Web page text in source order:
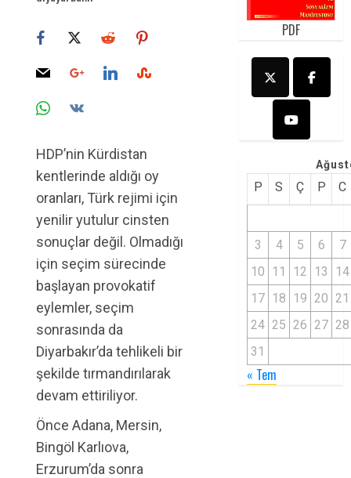
HDP’nin Kürdistan
kentlerinde aldığı oy
oranları, Türk rejimi için
yenilir yutulur cinsten
sonuçlar değil. Olmadığı
için seçim sürecinde
başlayan provokatif
eylemler, seçim
sonrasında da
Diyarbakır’da tehlikeli bir
şekilde tırmandırılarak
devam ettiriliyor.
Önce Adana, Mersin,
Bingöl Karlıova,
Erzurum’da sonra
PDF
P S Ç P C
3 4 5 6
7
10 11 12 13
14
17 18 19 20 21
24 25 26 27 28
31
« Tem